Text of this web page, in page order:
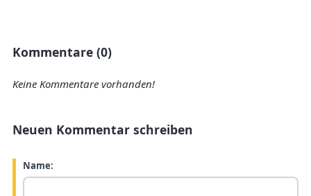
Kommentare (0)
Keine Kommentare vorhanden!
Neuen Kommentar schreiben
Name: